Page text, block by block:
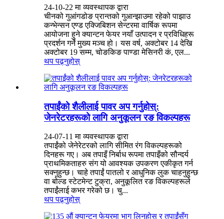
24-10-22 मा व्यवस्थापक द्वारा
चीनको गुआंगडोङ प्रान्तको गुआन्झाउमा रहेको पाझाउ
कन्भेन्सन एण्ड एक्जिबिशन सेन्टरमा वार्षिक रूपमा
आयोजना हुने क्यान्टन फेयर नयाँ उत्पादन र प्रविधिहरू
प्रदर्शन गर्ने मुख्य मञ्च हो। यस वर्ष, अक्टोबर 14 देखि
अक्टोबर 19 सम्म, चोङकिङ पाण्डा मेसिनरी कं, एल...
थप पढ्नुहोस्
तपाईंको शैलीलाई पावर अप गर्नुहोस्:
जेनरेटरहरूको लागि अनुकूलन रङ विकल्पहरू
24-07-11 मा व्यवस्थापक द्वारा
तपाईंको जेनेरेटरको लागि सीमित रंग विकल्पहरूको
दिनहरू गए। अब तपाइँ निर्बाध रूपमा तपाइँको सौन्दर्य
प्राथमिकताहरु संग यो आवश्यक उपकरण एकीकृत गर्न
सक्नुहुन्छ। चाहे तपाईं पातलो र आधुनिक लुक चाहनुहुन्छ
वा बोल्ड स्टेटमेन्ट टुक्रा, अनुकूलित रङ विकल्पहरूले
तपाईंलाई कभर गरेको छ। चु...
थप पढ्नुहोस्